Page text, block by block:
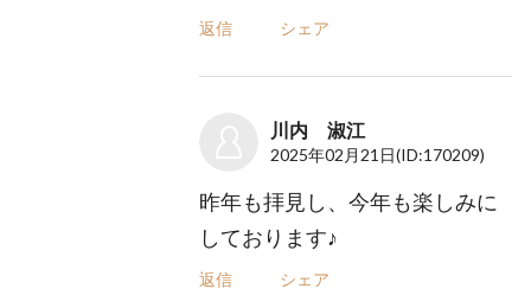
返信 シェア
川内 淑江
2025年02月21日(ID:170209)
昨年も拝見し、今年も楽しみに
しております♪
返信 シェア